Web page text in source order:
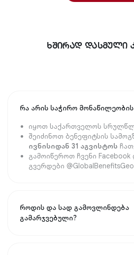
ᲮᲨᲘᲠᲐᲓ ᲓᲐᲡᲛᲣᲚᲘ
რა არის საჭირო
იყოთ საქართველოს
შეიძინოთ ბენეფიტსის
ივნისიდან 31 აგვისტოს
გამოიწეროთ ჩვენი Facebook
გვერდები
როდის და სად გამოვლინდება
გამარჯვებული?